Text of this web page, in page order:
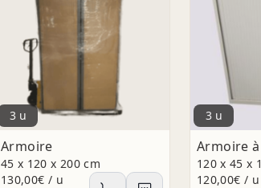
3 u
Armoire
45 x 120 x 200 cm
130,00€ / u
3 u
Armoire
120 x 45 x
120,00€ / u